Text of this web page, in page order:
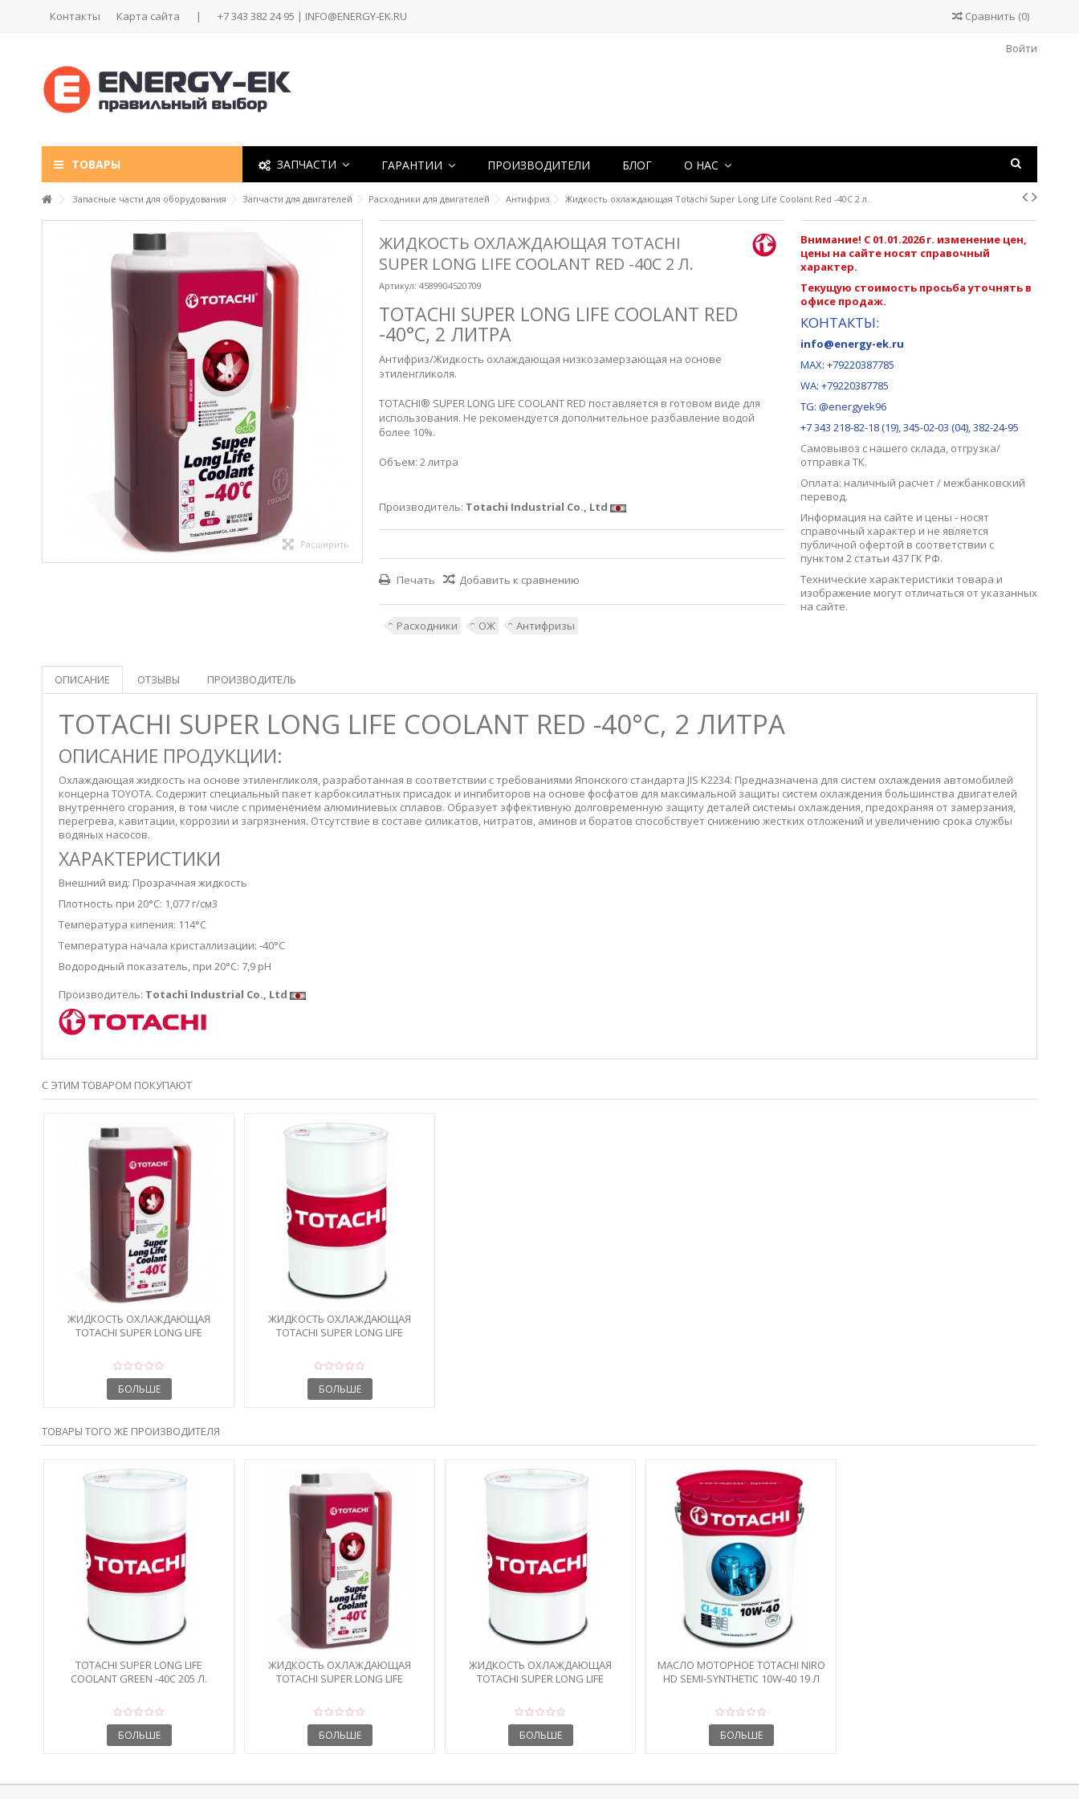
Контакты Карта сайта | +7 343 382 24 95 | INFO@ENERGY-EK.RU Сравнить (0)
Войти
ТОВАРЫ ЗАПЧАСТИ ГАРАНТИИ ПРОИЗВОДИТЕЛИ БЛОГ О НАС
Запасные части для оборудования Запчасти для двигателей Расходники для двигателей Антифриз Жидкость охлаждающая Totachi Super Long Life Coolant Red -40C 2 л.
Расширить
ЖИДКОСТЬ ОХЛАЖДАЮЩАЯ TOTACHI
SUPER LONG LIFE COOLANT RED -40C 2 Л.
Артикул: 4589904520709
TOTACHI SUPER LONG LIFE COOLANT RED
-40°С, 2 ЛИТРА
Антифриз/Жидкость охлаждающая низкозамерзающая на основе
этиленгликоля.
TOTACHI® SUPER LONG LIFE COOLANT RED поставляется в готовом виде для
использования. Не рекомендуется дополнительное разбавление водой
более 10%.
Объем: 2 литра
Производитель: Totachi Industrial Co., Ltd
Печать Добавить к сравнению
Расходники ОЖ Антифризы
Внимание! С 01.01.2026 г. изменение цен,
цены на сайте носят справочный
характер.
Текущую стоимость просьба уточнять в
офисе продаж.
КОНТАКТЫ:
info@energy-ek.ru
MAX: +79220387785
WA: +79220387785
TG: @energyek96
+7 343 218-82-18 (19), 345-02-03 (04), 382-24-95
Самовывоз с нашего склада, отгрузка/
отправка ТК.
Оплата: наличный расчет / межбанковский
перевод.
Информация на сайте и цены - носят
справочный характер и не является
публичной офертой в соответствии с
пунктом 2 статьи 437 ГК РФ.
Технические характеристики товара и
изображение могут отличаться от указанных
на сайте.
ОПИСАНИЕ ОТЗЫВЫ ПРОИЗВОДИТЕЛЬ
TOTACHI SUPER LONG LIFE COOLANT RED -40°С, 2 ЛИТРА
ОПИСАНИЕ ПРОДУКЦИИ:
Охлаждающая жидкость на основе этиленгликоля, разработанная в соответствии с требованиями Японского стандарта JIS K2234. Предназначена для систем охлаждения автомобилей
концерна TOYOTA. Содержит специальный пакет карбоксилатных присадок и ингибиторов на основе фосфатов для максимальной защиты систем охлаждения большинства двигателей
внутреннего сгорания, в том числе с применением алюминиевых сплавов. Образует эффективную долговременную защиту деталей системы охлаждения, предохраняя от замерзания,
перегрева, кавитации, коррозии и загрязнения. Отсутствие в составе силикатов, нитратов, аминов и боратов способствует снижению жестких отложений и увеличению срока службы
водяных насосов.
ХАРАКТЕРИСТИКИ
Внешний вид: Прозрачная жидкость
Плотность при 20°С: 1,077 г/см3
Температура кипения: 114°С
Температура начала кристаллизации: -40°С
Водородный показатель, при 20°С: 7,9 pH
Производитель: Totachi Industrial Co., Ltd
С ЭТИМ ТОВАРОМ ПОКУПАЮТ
ЖИДКОСТЬ ОХЛАЖДАЮЩАЯ
TOTACHI SUPER LONG LIFE
БОЛЬШЕ
ЖИДКОСТЬ ОХЛАЖДАЮЩАЯ
TOTACHI SUPER LONG LIFE
БОЛЬШЕ
ТОВАРЫ ТОГО ЖЕ ПРОИЗВОДИТЕЛЯ
TOTACHI SUPER LONG LIFE
COOLANT GREEN -40C 205 Л.
БОЛЬШЕ
ЖИДКОСТЬ ОХЛАЖДАЮЩАЯ
TOTACHI SUPER LONG LIFE
БОЛЬШЕ
ЖИДКОСТЬ ОХЛАЖДАЮЩАЯ
TOTACHI SUPER LONG LIFE
БОЛЬШЕ
МАСЛО МОТОРНОЕ TOTACHI NIRO
HD SEMI-SYNTHETIC 10W-40 19 Л
БОЛЬШЕ